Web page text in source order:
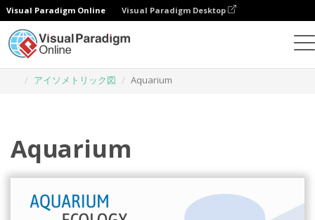
Visual Paradigm Online Visual Paradigm Desktop
アイソメトリック図
Aquarium
Aquarium